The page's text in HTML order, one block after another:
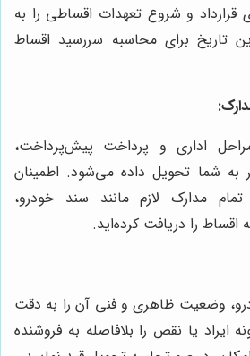
قرارداد و شروع تعهدات اقساطی را به
تاریخ برای محاسبه سررسید اقساط
اداری و پرداخت پیش‌پرداخت،
به شما تحویل داده می‌شود. اطمینان
مدارک لازم مانند سند خودرو،
اقساط را دریافت کرده‌اید.
وضعیت ظاهری و فنی آن را به دقت
ایراد یا نقص را بلافاصله به فروشنده